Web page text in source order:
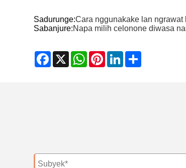
Sadurunge:Cara nggunakake lan
Sabanjure:Napa milih celonone diwasa
Facebook
X WhatsApp
PinterestLinkedIn